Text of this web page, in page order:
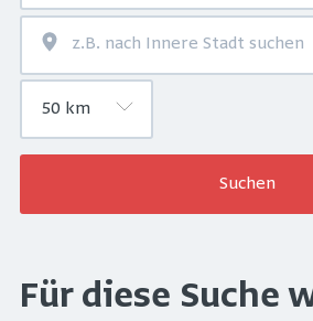
Suchen
Für diese Suche